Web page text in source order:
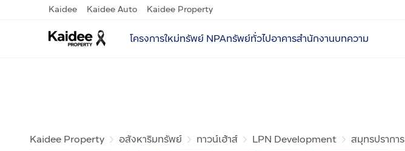
Kaidee Kaidee Auto Kaidee Property
โครงการใหม่ทรัพย์ NPAทรัพย์ทั่วไปอาคารสำนักงานบทความ
Kaidee Property อสังหาริมทรัพย์ ทาวน์เฮ้าส์ LPN Development สมุทรปราการ